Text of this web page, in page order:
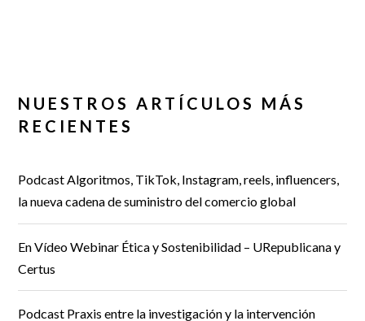
NUESTROS ARTÍCULOS MÁS
RECIENTES
Podcast Algoritmos, TikTok, Instagram, reels, influencers,
la nueva cadena de suministro del comercio global
En Vídeo Webinar Ética y Sostenibilidad – URepublicana y
Certus
Podcast Praxis entre la investigación y la intervención